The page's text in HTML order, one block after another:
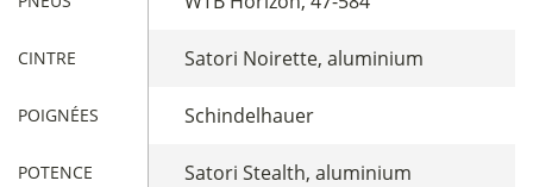
CINTRE Satori Noirette, aluminium
POIGNÉES Schindelhauer
POTENCE Satori Stealth, aluminium